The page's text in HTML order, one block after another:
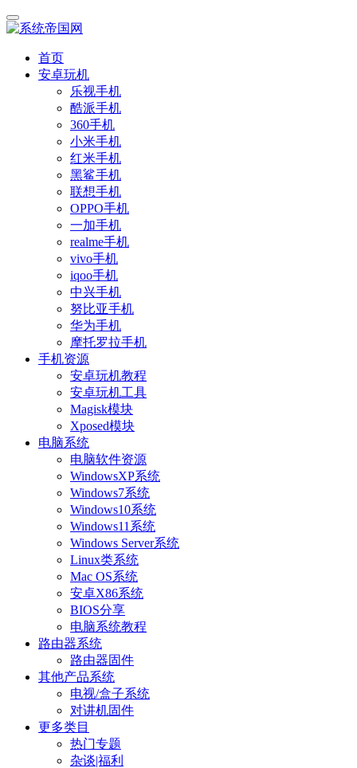
首页
安卓玩机
乐视手机
酷派手机
360手机
小米手机
红米手机
黑鲨手机
联想手机
OPPO手机
一加手机
realme手机
vivo手机
iqoo手机
中兴手机
努比亚手机
华为手机
摩托罗拉手机
手机资源
安卓玩机教程
安卓玩机工具
Magisk模块
Xposed模块
电脑系统
电脑软件资源
WindowsXP系统
Windows7系统
Windows10系统
Windows11系统
Windows Server系统
Linux类系统
Mac OS系统
安卓X86系统
BIOS分享
电脑系统教程
路由器系统
路由器固件
其他产品系统
电视/盒子系统
对讲机固件
更多类目
热门专题
杂谈|福利